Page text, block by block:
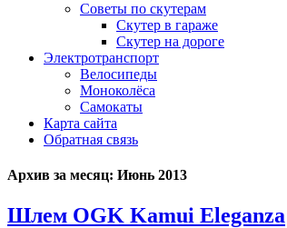
Советы по скутерам
Скутер в гараже
Скутер на дороге
Электротранспорт
Велосипеды
Моноколёса
Самокаты
Карта сайта
Обратная связь
Архив за месяц: Июнь 2013
Шлем OGK Kamui Eleganza